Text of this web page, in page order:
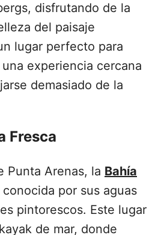
disfrutando de la
del paisaje
lugar perfecto para
experiencia cercana
demasiado de la
Fresca
Punta Arenas, la Bahía
conocida por sus aguas
pintorescos. Este lugar
de mar, donde